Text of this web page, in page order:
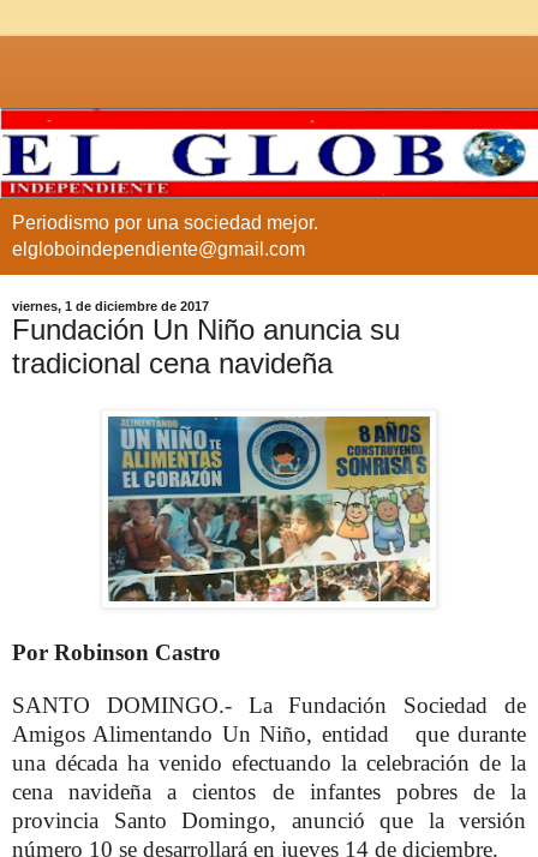
Periodismo por una sociedad mejor.
elgloboindependiente@gmail.com
viernes, 1 de diciembre de 2017
Fundación Un Niño anuncia su
tradicional cena navideña
Por Robinson Castro
SANTO DOMINGO.- La Fundación Sociedad de
Amigos Alimentando Un Niño, entidad que durante
una década ha venido efectuando la celebración de la
cena navideña a cientos de infantes pobres de la
provincia Santo Domingo, anunció que la versión
número 10 se desarrollará en jueves 14 de diciembre.